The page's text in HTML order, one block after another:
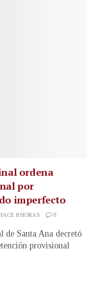
ordena
por
imperfecto
8 HORAS 0
Santa Ana decretó
provisional